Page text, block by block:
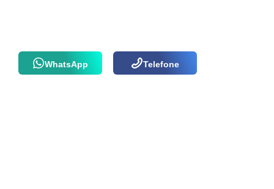
WhatsApp Telefone